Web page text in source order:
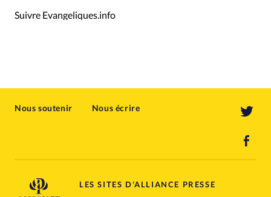
Suivre Evangeliques.info
Nous soutenir Nous écrire
LES SITES D'ALLIANCE PRESSE